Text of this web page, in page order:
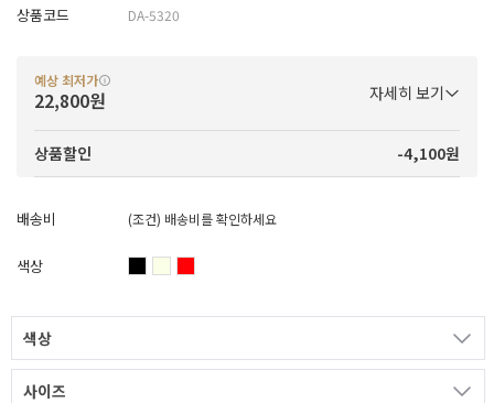
상품코드 DA-5320
예상 최저가
22,800원 자세히 보기
상품할인 -4,100원
배송비 (조건) 배송비를 확인하세요
색상
색상
사이즈